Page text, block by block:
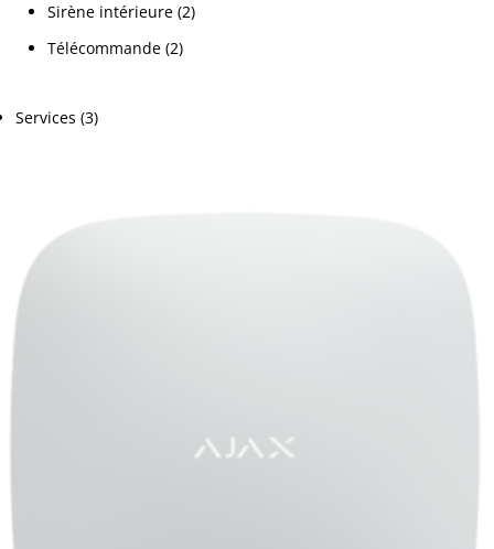
Sirène intérieure (2)
Télécommande (2)
Services (3)